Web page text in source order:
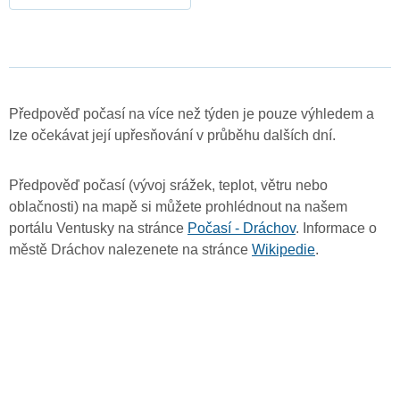
Předpověď počasí na více než týden je pouze výhledem a
lze očekávat její upřesňování v průběhu dalších dní.
Předpověď počasí (vývoj srážek, teplot, větru nebo
oblačnosti) na mapě si můžete prohlédnout na našem
portálu Ventusky na stránce Počasí - Dráchov. Informace o
městě Dráchov nalezenete na stránce Wikipedie.